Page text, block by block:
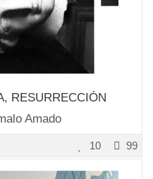
RESURRECCIÓN
Amado
99
10